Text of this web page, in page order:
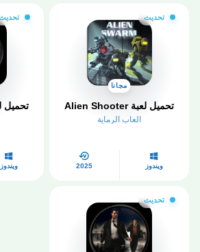
تحديث
مجانا
تحميل لعبة Alien Shooter
العاب الرماية
ويندوز 2025 ويندوز
تحديث